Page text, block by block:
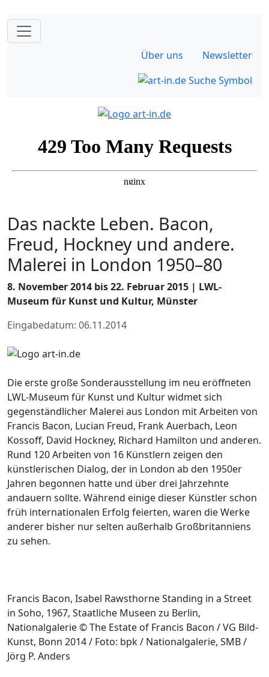
Über uns Newsletter
Das nackte Leben. Bacon,
Freud, Hockney und andere.
Malerei in London 1950–80
8. November 2014 bis 22. Februar 2015 | LWL-
Museum für Kunst und Kultur, Münster
Eingabedatum: 06.11.2014
Die erste große Sonderausstellung im neu eröffneten
LWL-Museum für Kunst und Kultur widmet sich
gegenständlicher Malerei aus London mit Arbeiten von
Francis Bacon, Lucian Freud, Frank Auerbach, Leon
Kossoff, David Hockney, Richard Hamilton und anderen.
Rund 120 Arbeiten von 16 Künstlern zeigen den
künstlerischen Dialog, der in London ab den 1950er
Jahren begonnen hatte und über drei Jahrzehnte
andauern sollte. Während einige dieser Künstler schon
früh internationalen Erfolg feierten, waren die Werke
anderer bisher nur selten außerhalb Großbritanniens
zu sehen.
Francis Bacon, Isabel Rawsthorne Standing in a Street
in Soho, 1967, Staatliche Museen zu Berlin,
Nationalgalerie © The Estate of Francis Bacon / VG Bild-
Kunst, Bonn 2014 / Foto: bpk / Nationalgalerie, SMB /
Jörg P. Anders